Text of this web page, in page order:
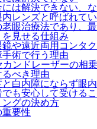
は解決できない、
レンズと呼ばれて
眼治療法であり、
見せる仕組み
や遠近両用コンタ
術で行う理由
ンドレーザーの相
べき理由
白内障にならず眼
も安心して受ける
グの決め方
要性